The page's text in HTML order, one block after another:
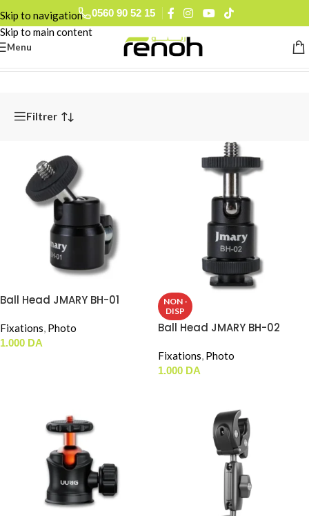
Skip to navigation
Skip to main content
0560 90 52 15
Menu
Filtrer
Ball Head JMARY BH-01
Fixations, Photo
1.000 DA
NON -
DISP
Ball Head JMARY BH-02
Fixations, Photo
1.000 DA